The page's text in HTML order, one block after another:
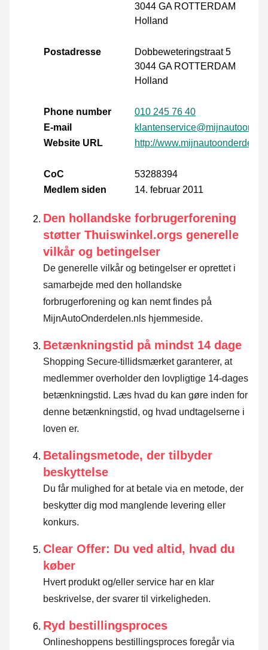
3044 GA ROTTERDAM
Holland
Postadresse
Dobbeweteringstraat 5
3044 GA ROTTERDAM
Holland
Phone number
010 245 76 40
E-mail
Website URL
http://
CoC
53288394
Medlem siden
14. februar 2011
Den hollandske forbrugerforening
støtter Thuiswinkel.orgs generelle
vilkår og betingelser
De generelle vilkår og betingelser er oprettet i
samarbejde med den hollandske
forbrugerforening og kan nemt findes på
MijnAutoOnderdelen.nls hjemmeside.
Betænkningstid på mindst 14 dage
Shopping Secure-tillidsmærket garanterer, at
medlemmer overholder den lovpligtige 14-dages
betænkningstid. Læs hvad du kan gøre inden for
denne betænkningstid, og hvad undtagelserne i
loven er.
Betalingsmetode, der tilbyder
beskyttelse
Du får mulighed for at betale via en metode, der
beskytter dig mod manglende levering eller
konkurs.
Clear Offer: Du ved altid, hvad du
køber
Hvert produkt og/eller service har en klar
beskrivelse, der svarer til virkeligheden.
Ryd bestillingsproces
Onlineshoppens bestillingsproces foregår via